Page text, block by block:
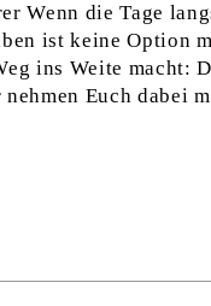
Wenn die Tage
ist keine Option
ins Weite macht:
Euch dabei